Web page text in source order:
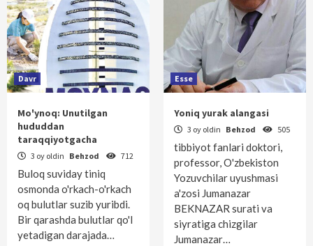
Davr
Mo'ynoq: Unutilgan
hududdan
taraqqiyotgacha
3 oy oldin Behzod 712
Buloq suviday tiniq
osmonda o'rkach-o'rkach
oq bulutlar suzib yuribdi.
Bir qarashda bulutlar qo'l
yetadigan darajada…
Esse
Yoniq yurak alangasi
3 oy oldin Behzod 505
tibbiyot fanlari doktori,
professor, O'zbekiston
Yozuvchilar uyushmasi
a'zosi Jumanazar
BEKNAZAR surati va
siyratiga chizgilar
Jumanazar…